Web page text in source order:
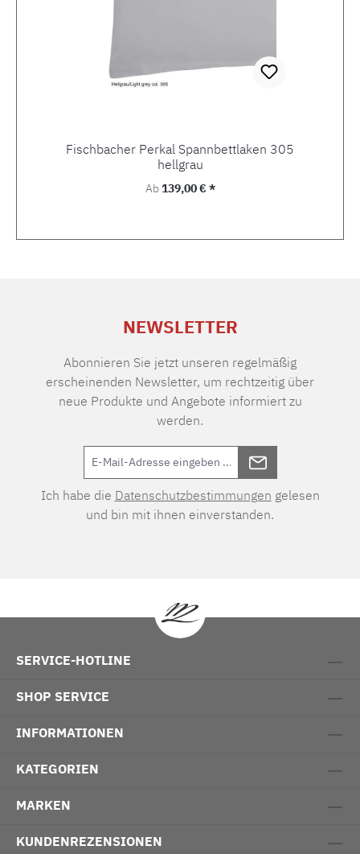
Fischbacher Perkal Spannbettlaken 305
hellgrau
Regulärer Preis:
Ab139,00 € *
NEWSLETTER
Abonnieren Sie jetzt unseren regelmäßig
erscheinenden Newsletter, um rechtzeitig über
neue Produkte und Angebote informiert zu
werden.
Ich habe die Datenschutzbestimmungen gelesen
und bin mit ihnen einverstanden.
SERVICE-HOTLINE
SHOP SERVICE
INFORMATIONEN
KATEGORIEN
MARKEN
KUNDENREZENSIONEN